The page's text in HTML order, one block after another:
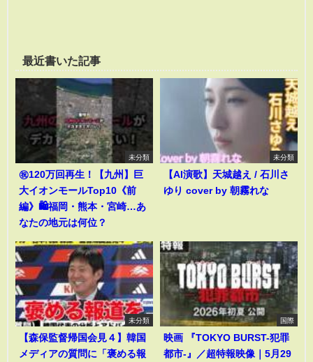
最近書いた記事
未分類
㊗️120万回再生！【九州】巨
大イオンモールTop10《前
編》🛍️福岡・熊本・宮崎…あ
なたの地元は何位？
未分類
【AI演歌】天城越え / 石川さ
ゆり cover by 朝霧れな
未分類
【森保監督帰国会見４】韓国
メディアの質問に「褒める報
国際
映画 『TOKYO BURST-犯罪
都市-』／超特報映像｜5月29